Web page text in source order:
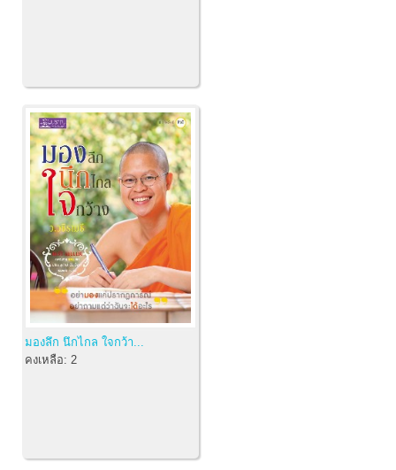
มองลึก นึกไกล ใจกว้า...
คงเหลือ: 2